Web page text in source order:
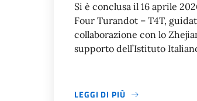
Si è conclusa il 16 aprile
Four Turandot – T4T,
collaborazione con lo
supporto dell’Istituto
LEGGI DI PIÙ